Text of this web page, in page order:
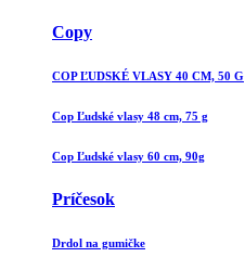
Copy
COP ĽUDSKÉ VLASY 40 CM, 50 G
Cop Ľudské vlasy 48 cm, 75 g
Cop Ľudské vlasy 60 cm, 90g
Príčesok
Drdol na gumičke